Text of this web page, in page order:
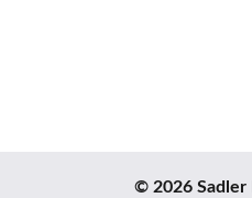
© 2026 Sadler